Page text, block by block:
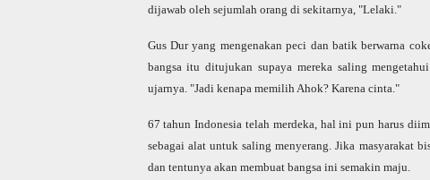
dijawab oleh sejumlah orang di sekitarnya, "Lelaki."
Gus Dur yang mengenakan peci dan batik berwarna
bangsa itu ditujukan supaya mereka saling
ujarnya. "Jadi kenapa memilih Ahok? Karena cinta."
67 tahun Indonesia telah merdeka, hal ini pun harus
sebagai alat untuk saling menyerang. Jika masyarakat
dan tentunya akan membuat bangsa ini semakin maju.